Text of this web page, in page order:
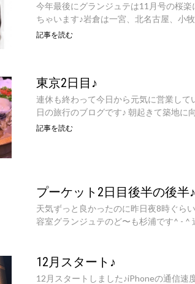
今年最後にグランジュテは11月号の桜
ちゃいます♪岩倉は一宮、北名古屋、小
記事を読む
東京2日目♪
連休も終わって今日から元気に営業し
日の旅行のブログです♪ 朝起きて築地に
記事を読む
プーケット2日目後半の後半♪
天気ずっと良かったのに昨日夜8時ぐら
容室グランジュテのど〜も杉浦です^ - ^
12月スタート♪
12月スタートしました♪iPhoneの通信速